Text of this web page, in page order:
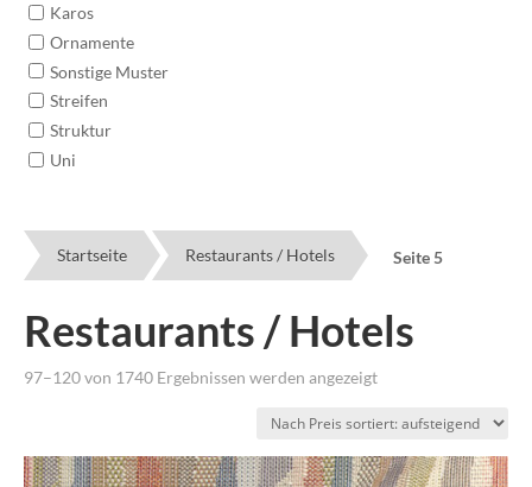
Startseite Restaurants / Hotels Seite 5
Restaurants / Hotels
97–120 von 1740 Ergebnissen werden angezeigtNach
sortiert:
aufsteigend
Karos
Ornamente
Sonstige Muster
Streifen
Struktur
Uni